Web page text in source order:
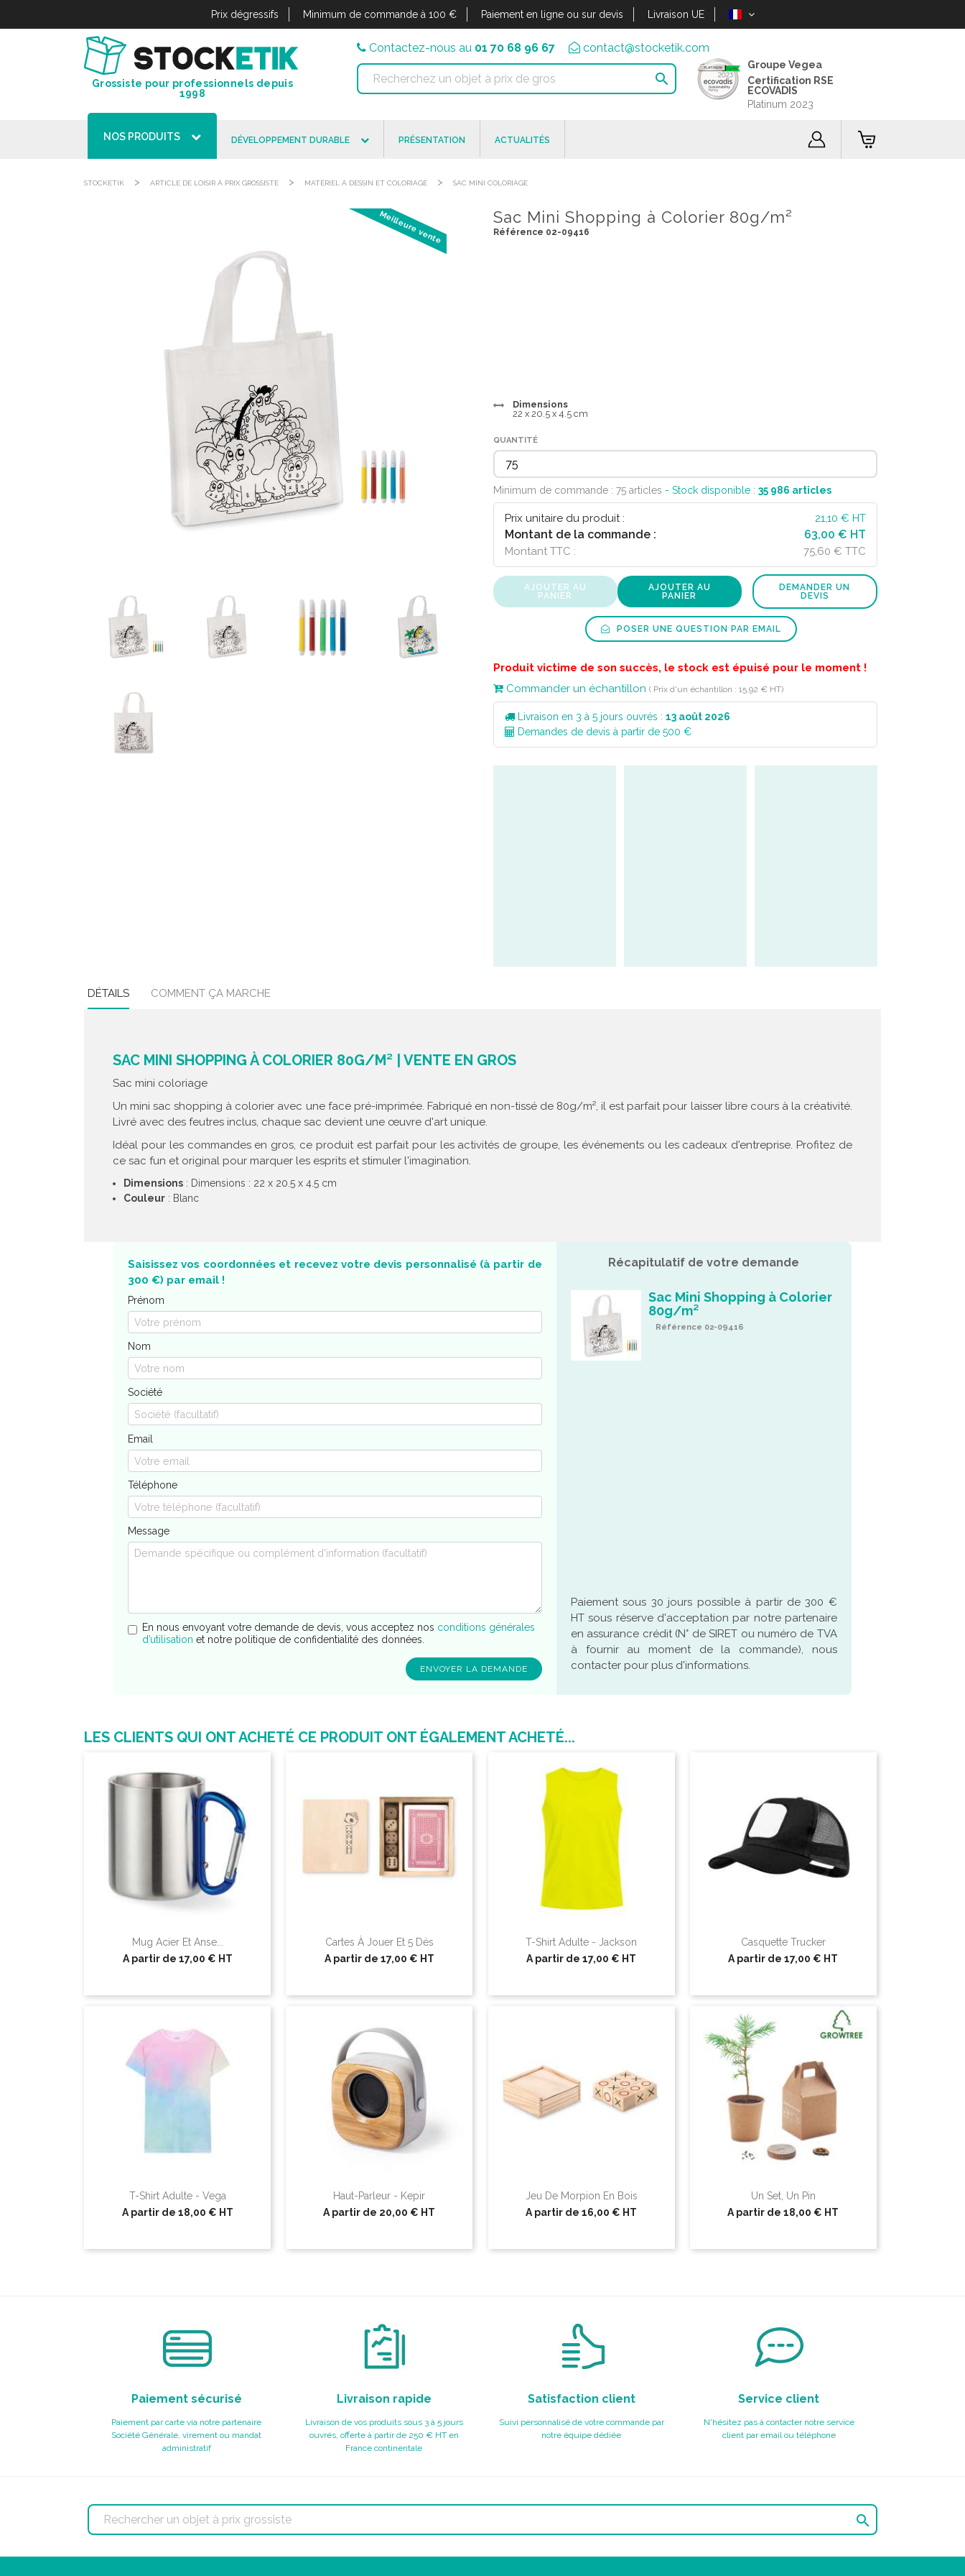
Prix dégressifs Minimum de commande à 100 € Paiement en ligne ou sur devis Livraison UE
Grossiste pour professionnels depuis
1998
Contactez-nous au 01 70 68 96 67 contact@stocketik.com

Groupe Vegea
Certification RSE
ECOVADIS
Platinum 2023
NOS PRODUITS DÉVELOPPEMENT DURABLE PRÉSENTATION ACTUALITÉS
STOCKETIK > ARTICLE DE LOISIR À PRIX GROSSISTE > MATÉRIEL À DESSIN ET COLORIAGE > SAC MINI COLORIAGE
Meilleure vente Sac Mini Shopping à Colorier 80g/m²
Référence 02-09416
Dimensions
22 x 20.5 x 4.5 cm
QUANTITÉ
Minimum de commande : 75 articles - Stock disponible : 35 986 articles
Prix unitaire du produit : 21,10 € HT
Montant de la commande : 63,00 € HT
Montant TTC : 75,60 € TTC
AJOUTER AU
PANIER
AJOUTER AU
PANIER
DEMANDER UN
DEVIS
POSER UNE QUESTION PAR EMAIL
Produit victime de son succès, le stock est épuisé pour le moment !
Commander un échantillon ( Prix d'un échantillon : 15,92 € HT)
Livraison en 3 à 5 jours ouvrés : 13 août 2026
Demandes de devis à partir de 500 €
DÉTAILS COMMENT ÇA MARCHE
SAC MINI SHOPPING À COLORIER 80G/M² | VENTE EN GROS
Sac mini coloriage
Un mini sac shopping à colorier avec une face pré-imprimée. Fabriqué en non-tissé de 80g/m², il est parfait pour laisser libre cours à la créativité.
Livré avec des feutres inclus, chaque sac devient une œuvre d'art unique.
Idéal pour les commandes en gros, ce produit est parfait pour les activités de groupe, les événements ou les cadeaux d'entreprise. Profitez de
ce sac fun et original pour marquer les esprits et stimuler l'imagination.
Dimensions : Dimensions : 22 x 20.5 x 4.5 cm
Couleur : Blanc
Saisissez vos coordonnées et recevez votre devis personnalisé (à partir de
300 €) par email !
Prénom
Nom
Société
Email
Téléphone
Message
En nous envoyant votre demande de devis, vous acceptez nos conditions générales
d’utilisation et notre politique de confidentialité des données.
Récapitulatif de votre demande
Sac Mini Shopping à Colorier
80g/m²
Référence 02-09416
Paiement sous 30 jours possible à partir de 300 €
HT sous réserve d'acceptation par notre partenaire
en assurance crédit (N° de SIRET ou numéro de TVA
à fournir au moment de la commande), nous
contacter pour plus d'informations.
LES CLIENTS QUI ONT ACHETÉ CE PRODUIT ONT ÉGALEMENT ACHETÉ...
Mug Acier Et Anse...
A partir de 17,00 € HT
Cartes À Jouer Et 5 Dés
A partir de 17,00 € HT
T-Shirt Adulte - Jackson
A partir de 17,00 € HT
Casquette Trucker
A partir de17,00 € HT
T-Shirt Adulte - Vega
A partir de 18,00 € HT
Haut-Parleur - Kepir
A partir de 20,00 € HT
Jeu De Morpion En Bois
A partir de 16,00 € HT
Un Set, Un Pin
A partir de18,00 € HT
Paiement sécurisé
Paiement par carte via notre partenaire
Société Générale, virement ou mandat
administratif
Livraison rapide
Livraison de vos produits sous 3 à 5 jours
ouvrés, offerte à partir de 250 € HT en
France continentale
Satisfaction client
Suivi personnalisé de votre commande par
notre équipe dédiée
Service client
N'hésitez pas à contacter notre service
client par email ou téléphone
